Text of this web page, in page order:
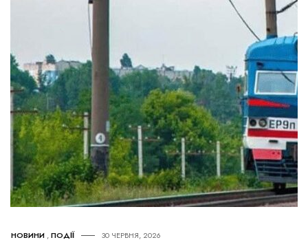
НОВИНИ ,ПОДІЇ 30 ЧЕРВНЯ, 2026